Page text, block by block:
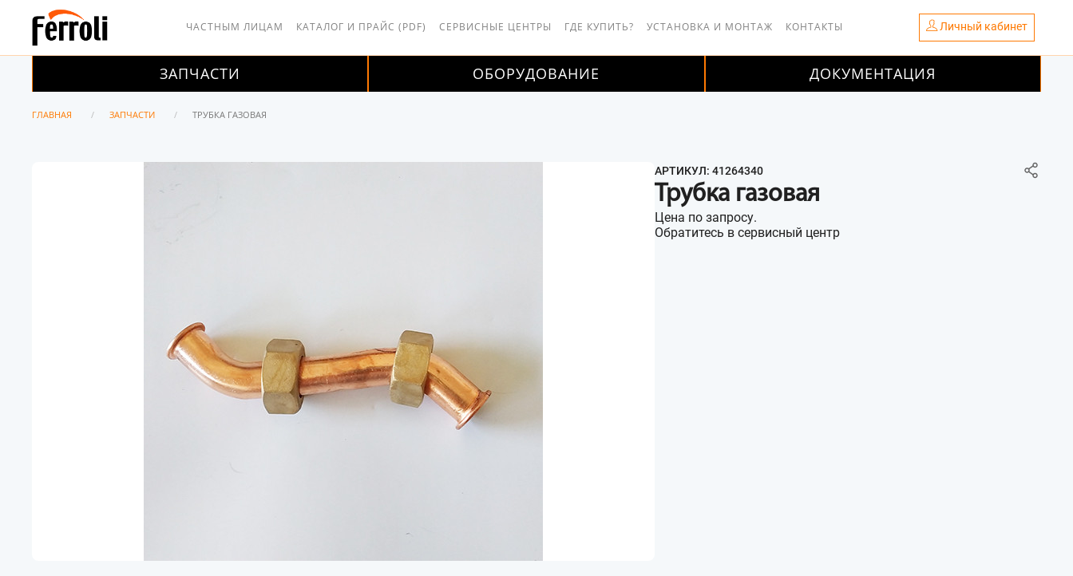
ЧАСТНЫМ ЛИЦАМ КАТАЛОГ И ПРАЙС (PDF) СЕРВИСНЫЕ ЦЕНТРЫ ГДЕ КУПИТЬ? УСТАНОВКА И МОНТАЖ КОНТАКТЫ Личный кабинет
ЗАПЧАСТИ ОБОРУДОВАНИЕ ДОКУМЕНТАЦИЯ
ГЛАВНАЯ ЗАПЧАСТИ ТРУБКА ГАЗОВАЯ
АРТИКУЛ: 41264340
Трубка газовая
Цена по запросу.
Обратитесь в сервисный центр